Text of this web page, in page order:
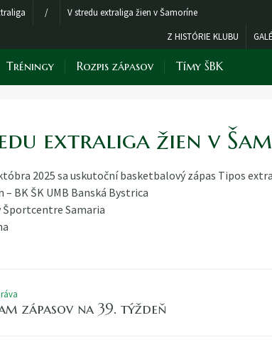
/
V stredu extraliga žien v Šamoríne
Z HISTÓRIE KLUBU
Tréningy Rozpis zápasov Tímy ŠBK
extraliga žien v
2025 sa uskutoční basketbalový zápas Tipos
– BK ŠK UMB Banská Bystrica
Športcentre Samaria
zápasov na 39. týždeň